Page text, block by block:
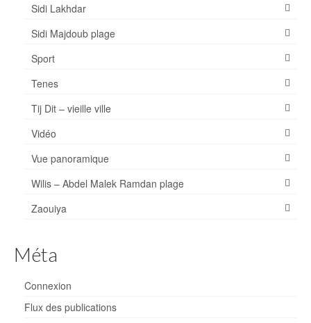
Sidi Lakhdar
Sidi Majdoub plage
Sport
Tenes
Tij Dit – vieille ville
Vidéo
Vue panoramique
Wilis – Abdel Malek Ramdan plage
Zaouiya
Méta
Connexion
Flux des publications